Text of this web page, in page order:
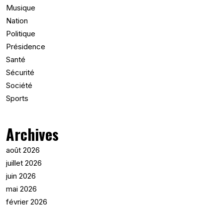
Musique
Nation
Politique
Présidence
Santé
Sécurité
Société
Sports
Archives
août 2026
juillet 2026
juin 2026
mai 2026
février 2026